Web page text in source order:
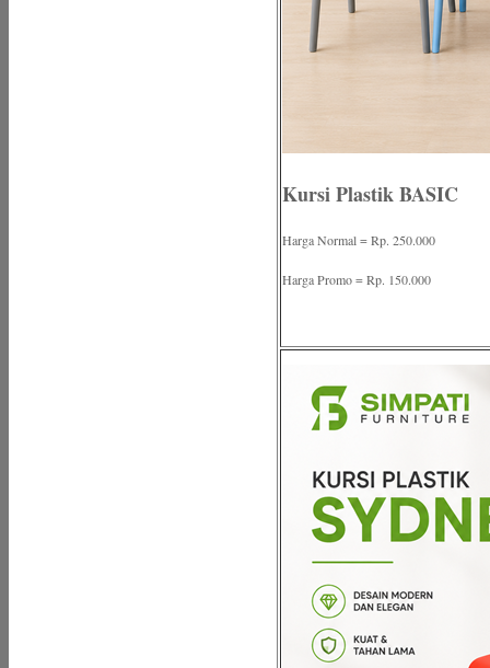
Kursi Plastik BASIC
Harga Normal = Rp. 250.000
Harga Promo = Rp. 150.000